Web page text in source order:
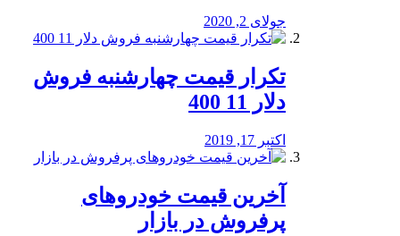
جولای 2, 2020
تکرار قیمت چهارشنبه فروش
دلار 11 400
اکتبر 17, 2019
آخرین قیمت خودرو‌های
پرفروش در بازار